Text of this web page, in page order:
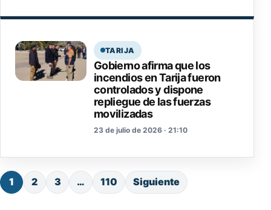
TARIJA
Gobierno afirma que los
incendios en Tarija fueron
controlados y dispone
repliegue de las fuerzas
movilizadas
23 de julio de 2026 · 21:10
1 2 3 … 110 Siguiente